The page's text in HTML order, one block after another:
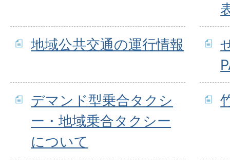
地域公共交通の運行情報
デマンド型乗合タクシ
ー・地域乗合タクシー
について